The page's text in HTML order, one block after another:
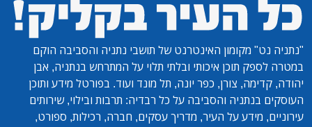
"נתניה נט" מקומון האינטרנט של תושבי נתניה והסביבה הוקם
במטרה לספק תוכן איכותי ובלתי תלוי על המתרחש בנתניה, אבן
יהודה, קדימה, צורן, כפר יונה, תל מונד ועוד. בפורטל מידע ותוכן
העוסקים בנתניה והסביבה על כל רבדיה: תרבות ובילוי, שירותים
עירוניים, מידע על העיר, מדריך עסקים, חברה, רכילות, ספורט,